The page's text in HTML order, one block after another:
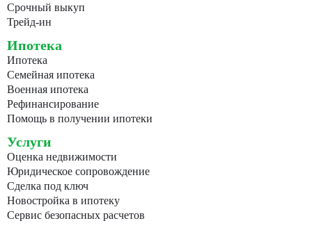
Срочный выкуп
Трейд-ин
Ипотека
Ипотека
Семейная ипотека
Военная ипотека
Рефинансирование
Помощь в получении ипотеки
Услуги
Оценка недвижимости
Юридическое сопровождение
Сделка под ключ
Новостройка в ипотеку
Сервис безопасных расчетов